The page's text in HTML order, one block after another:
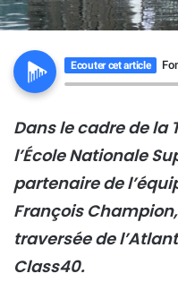
Ecouter cet article
Dans le cadre de
l’École Nationale
partenaire de
François
traversée de
Class40.